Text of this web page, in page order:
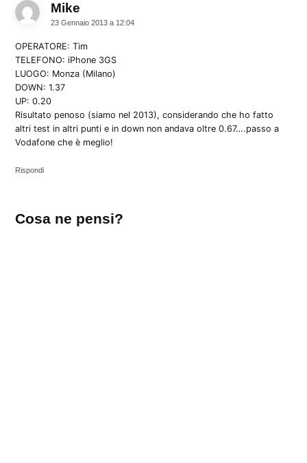
Mike
23 Gennaio 2013 a 12:04
OPERATORE: Tim
TELEFONO: iPhone 3GS
LUOGO: Monza (Milano)
DOWN: 1.37
UP: 0.20
Risultato penoso (siamo nel 2013), considerando che ho fatto
altri test in altri punti e in down non andava oltre 0.67….passo a
Vodafone che è meglio!
Rispondi
un
Cosa ne pensi?